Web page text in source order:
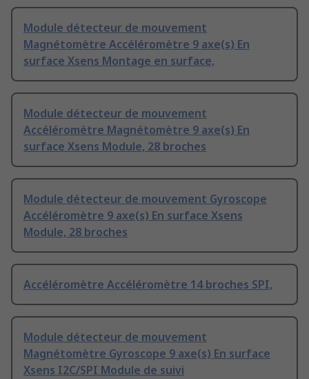
Module détecteur de mouvement
Magnétomètre Accéléromètre 9 axe(s) En
surface Xsens Montage en surface,
Module détecteur de mouvement
Accéléromètre Magnétomètre 9 axe(s) En
surface Xsens Module, 28 broches
Module détecteur de mouvement Gyroscope
Accéléromètre 9 axe(s) En surface Xsens
Module, 28 broches
Accéléromètre Accéléromètre 14 broches SPI,
Module détecteur de mouvement
Magnétomètre Gyroscope 9 axe(s) En surface
Xsens I2C/SPI Module de suivi